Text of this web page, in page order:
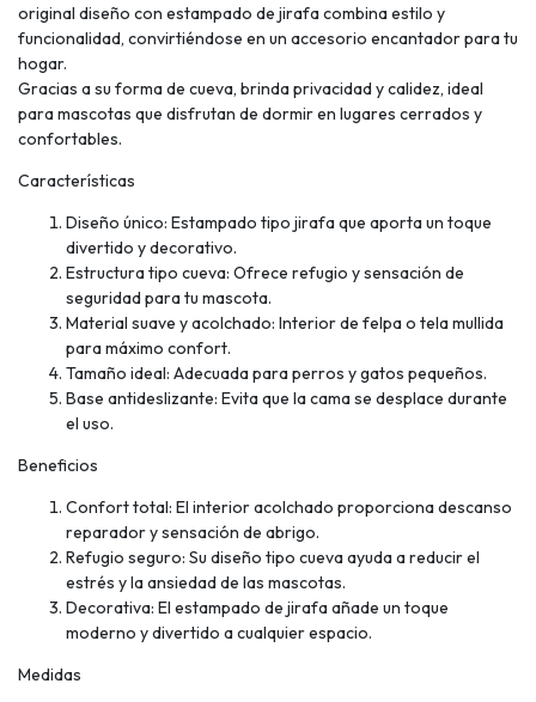
original diseño con estampado de jirafa combina estilo y
funcionalidad, convirtiéndose en un accesorio encantador para tu
hogar.
Gracias a su forma de cueva, brinda privacidad y calidez, ideal
para mascotas que disfrutan de dormir en lugares cerrados y
confortables.
Características
Diseño único: Estampado tipo jirafa que aporta un toque
divertido y decorativo.
Estructura tipo cueva: Ofrece refugio y sensación de
seguridad para tu mascota.
Material suave y acolchado: Interior de felpa o tela mullida
para máximo confort.
Tamaño ideal: Adecuada para perros y gatos pequeños.
Base antideslizante: Evita que la cama se desplace durante
el uso.
Beneficios
Confort total: El interior acolchado proporciona descanso
reparador y sensación de abrigo.
Refugio seguro: Su diseño tipo cueva ayuda a reducir el
estrés y la ansiedad de las mascotas.
Decorativa: El estampado de jirafa añade un toque
moderno y divertido a cualquier espacio.
Medidas